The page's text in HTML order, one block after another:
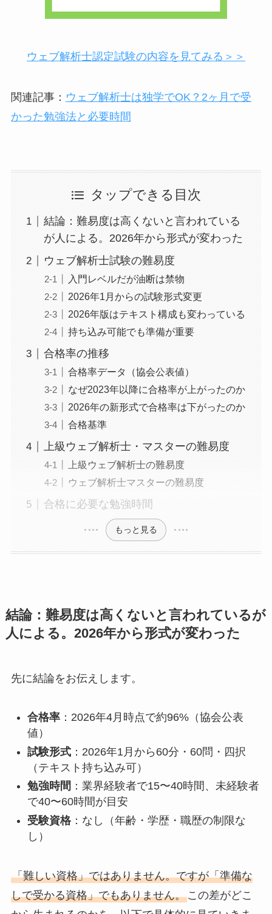
ウェブ解析士認定試験の内容を見てみる＞＞
関連記事： ウェブ解析士は独学でOK？2ヶ月で受
かった勉強法と必要時間
タップできる目次
結論：難易度は高くないと言われている
が人による。2026年から形式が変わった
ウェブ解析士試験の難易度
入門レベルだが油断は禁物
2026年1月からの試験形式変更
2026年版はテキスト構成も変わっている
持ち込み可能でも準備が重要
合格率の推移
合格率データ（協会公表値）
なぜ2023年以降に合格率が上がったのか
2026年の新形式で合格率は下がったのか
合格基準
上級ウェブ解析士・マスターの難易度
上級ウェブ解析士の難易度
ウェブ解析士マスターの難易度
合格に必要な勉強時間
もっと見る
結論：難易度は高くないと言われているが
人による。2026年から形式が変わった
先に結論をお伝えします。
合格率：2026年4月時点で約96%（協会公表
値）
試験形式：2026年1月から60分・60問・四択
（テキスト持ち込み可）
勉強時間 ：業界経験者で15〜40時間、未経験者
で40〜60時間が目安
受験資格：なし（年齢・学歴・職歴の制限な
し）
「難しい資格」ではありません。ですが「準備な
しで受かる資格」でもありません。この差がどこ